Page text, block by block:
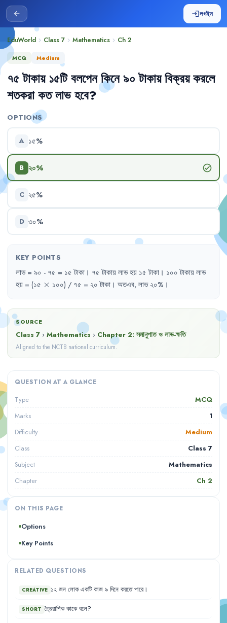
arrow_back loginলগইন
EduWorld chevron_right Class 7 chevron_right Mathematics chevron_right Ch 2
MCQ Medium
৭৫ টাকায় ১৫টি বলপেন কিনে ৯০ টাকায় বিক্রয় করলে
শতকরা কত লাভ হবে?
OPTIONS
A ১৫%
B ২০% check_circle
C ২৫%
D ৩০%
KEY POINTS
লাভ = ৯০ - ৭৫ = ১৫ টাকা । ৭৫ টাকায়লাভহয় ১৫ টাকা । ১০০ টাকায়লাভ
হয় = (১৫ \times
× ১০০) / ৭৫ = ২০ টাকা । অতএব, লাভ ২০% ।
SOURCE
Class 7 › Mathematics › Chapter 2: সমানুপাত ও লাভ-ক্ষতি
Aligned to the NCTB national curriculum.
QUESTION AT A GLANCE
Type MCQ
Marks 1
Difficulty Medium
Class Class 7
Subject Mathematics
Chapter Ch 2
ON THIS PAGE
Options
Key Points
RELATED QUESTIONS
CREATIVE ১২ জন লোক একটি কাজ ৯ দিনে করতে পারে ।
SHORT ত্রৈরাশিক কাকে বলে?